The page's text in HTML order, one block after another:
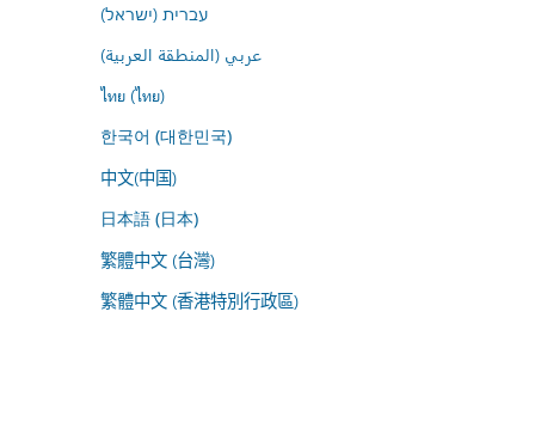
עברית (ישראל)
عربي (المنطقة العربية)
ไทย (ไทย)
한국어 (대한민국)
中文(中国)
日本語 (日本)
繁體中文 (台灣)
繁體中文 (香港特別行政區)